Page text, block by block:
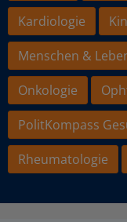
Kardiologie
Menschen &
Onkologie
PolitKompass
Rheumatologie